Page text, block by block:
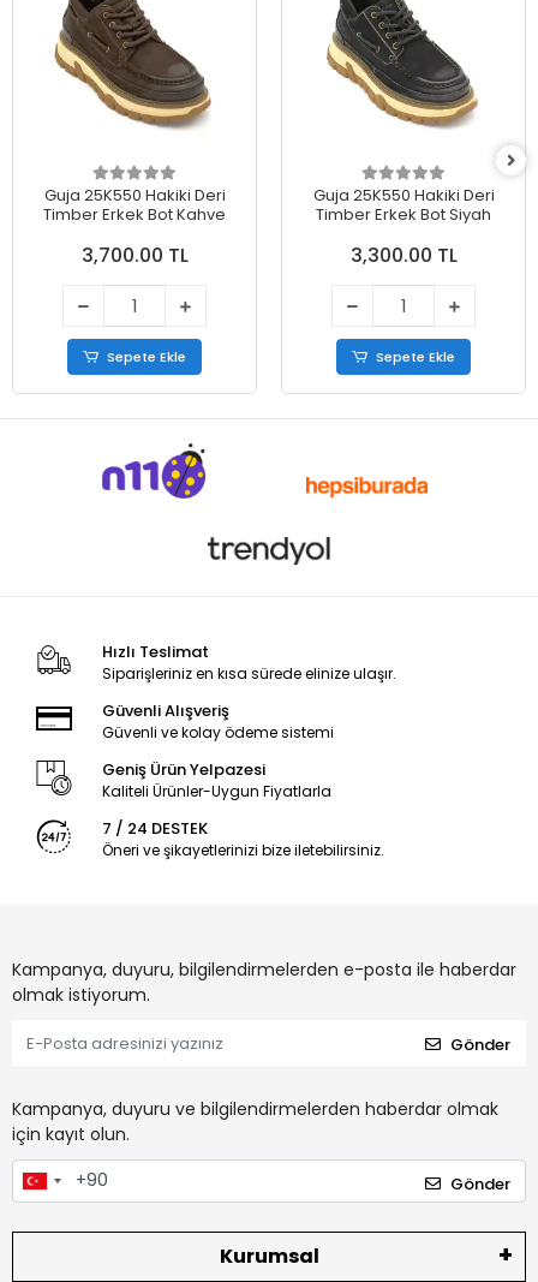
Guja 25K550 Hakiki Deri
Timber Erkek Bot Kahve
3,700.00 TL
Sepete Ekle
Guja 25K550 Hakiki Deri
Timber Erkek Bot Siyah
3,300.00 TL
Sepete Ekle
Hızlı Teslimat
Siparişleriniz en kısa sürede elinize ulaşır.
Güvenli Alışveriş
Güvenli ve kolay ödeme sistemi
Geniş Ürün Yelpazesi
Kaliteli Ürünler-Uygun Fiyatlarla
7 / 24 DESTEK
Öneri ve şikayetlerinizi bize iletebilirsiniz.
Kampanya, duyuru, bilgilendirmelerden e-posta ile haberdar
olmak istiyorum.
Gönder
Kampanya, duyuru ve bilgilendirmelerden haberdar olmak
için kayıt olun.
Gönder
Kurumsal